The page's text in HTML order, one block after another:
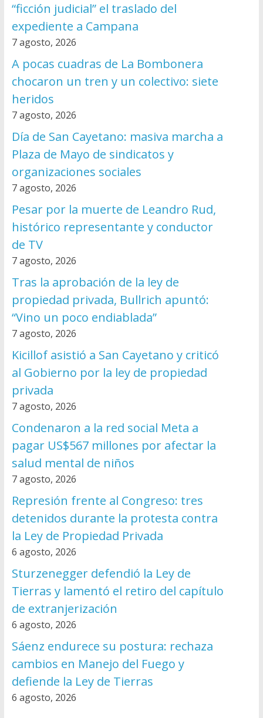
“ficción judicial” el traslado del
expediente a Campana
7 agosto, 2026
A pocas cuadras de La Bombonera
chocaron un tren y un colectivo: siete
heridos
7 agosto, 2026
Día de San Cayetano: masiva marcha a
Plaza de Mayo de sindicatos y
organizaciones sociales
7 agosto, 2026
Pesar por la muerte de Leandro Rud,
histórico representante y conductor
de TV
7 agosto, 2026
Tras la aprobación de la ley de
propiedad privada, Bullrich apuntó:
“Vino un poco endiablada”
7 agosto, 2026
Kicillof asistió a San Cayetano y criticó
al Gobierno por la ley de propiedad
privada
7 agosto, 2026
Condenaron a la red social Meta a
pagar US$567 millones por afectar la
salud mental de niños
7 agosto, 2026
Represión frente al Congreso: tres
detenidos durante la protesta contra
la Ley de Propiedad Privada
6 agosto, 2026
Sturzenegger defendió la Ley de
Tierras y lamentó el retiro del capítulo
de extranjerización
6 agosto, 2026
Sáenz endurece su postura: rechaza
cambios en Manejo del Fuego y
defiende la Ley de Tierras
6 agosto, 2026